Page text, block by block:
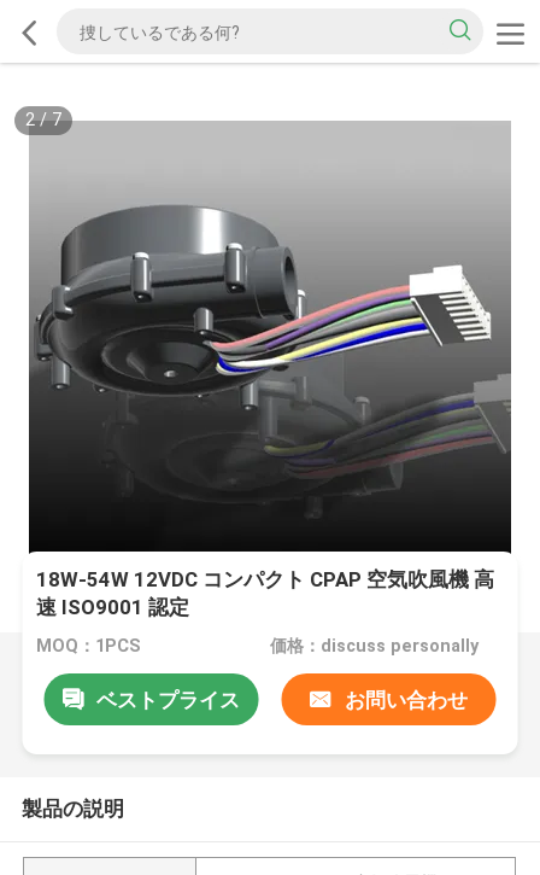
2/7
18W-54W 12VDC コンパクト CPAP 空気吹風機 高
速 ISO9001 認定
MOQ：1PCS 価格：discuss personally
ベストプライス お問い合わせ
製品の説明